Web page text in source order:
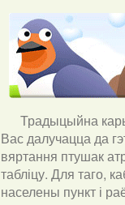
Традыцыйна
Вас далучацца да
вяртання птушак
табліцу. Для таго,
населены пункт і